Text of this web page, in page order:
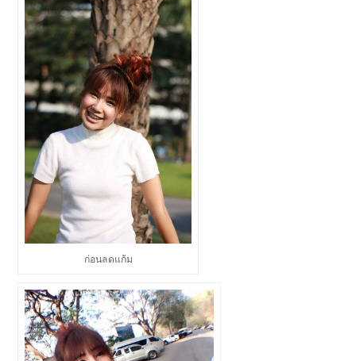
ก่อนลดแก้ม